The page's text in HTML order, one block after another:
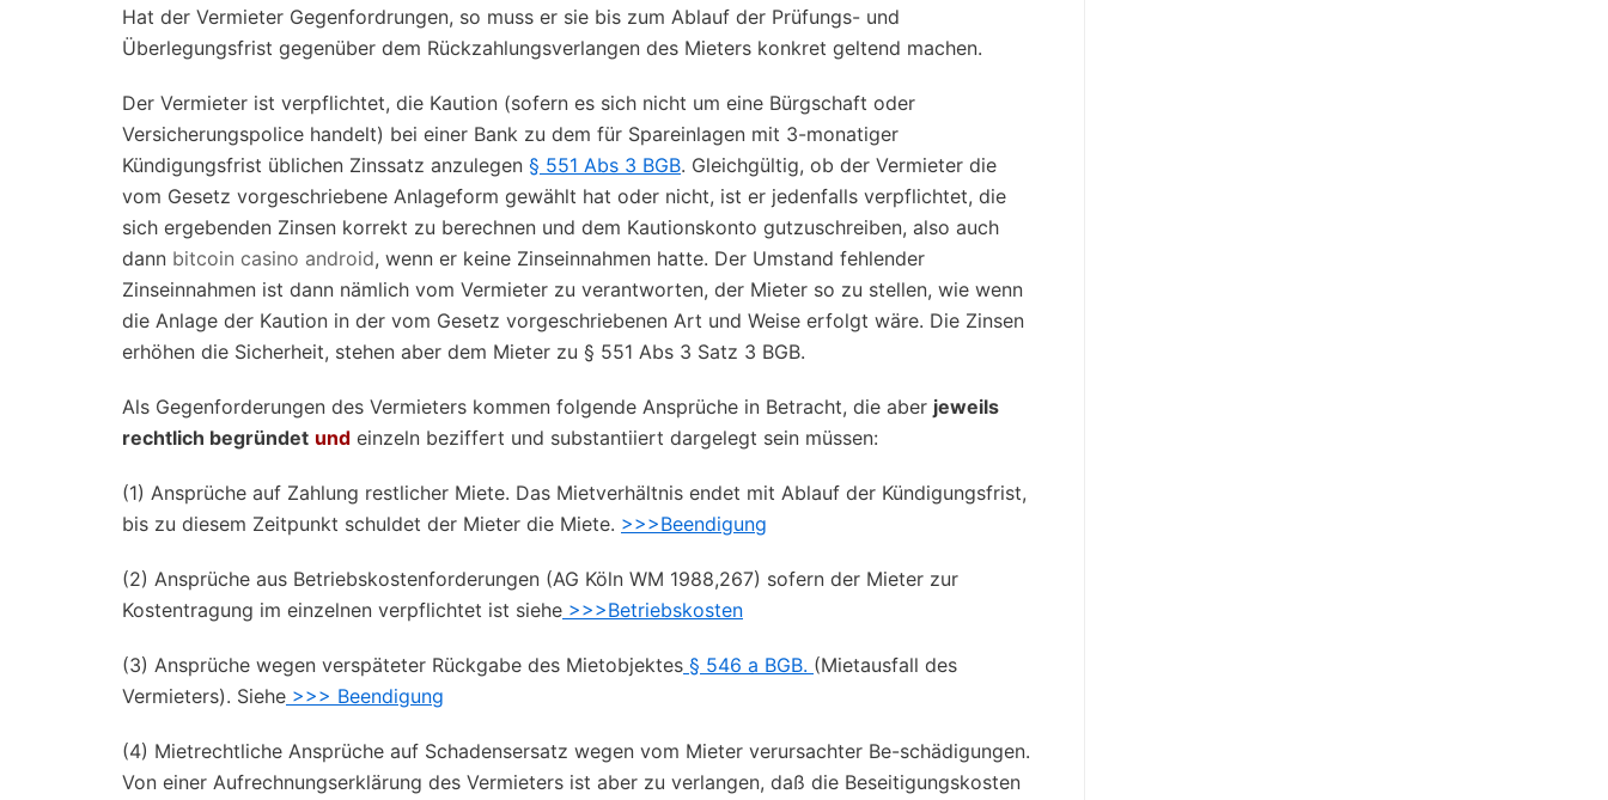
Hat der Vermieter Gegenfordrungen, so muss er sie bis zum Ablauf der Prüfungs- und
Überlegungsfrist gegenüber dem Rückzahlungsverlangen des Mieters konkret geltend machen.
Der Vermieter ist verpflichtet, die Kaution (sofern es sich nicht um eine Bürgschaft oder
Versicherungspolice handelt) bei einer Bank zu dem für Spareinlagen mit 3-monatiger
Kündigungsfrist üblichen Zinssatz anzulegen § 551 Abs 3 BGB. Gleichgültig, ob der Vermieter die
vom Gesetz vorgeschriebene Anlageform gewählt hat oder nicht, ist er jedenfalls verpflichtet, die
sich ergebenden Zinsen korrekt zu berechnen und dem Kautionskonto gutzuschreiben, also auch
dann bitcoin casino android, wenn er keine Zinseinnahmen hatte. Der Umstand fehlender
Zinseinnahmen ist dann nämlich vom Vermieter zu verantworten, der Mieter so zu stellen, wie wenn
die Anlage der Kaution in der vom Gesetz vorgeschriebenen Art und Weise erfolgt wäre. Die Zinsen
erhöhen die Sicherheit, stehen aber dem Mieter zu § 551 Abs 3 Satz 3 BGB.
Als Gegenforderungen des Vermieters kommen folgende Ansprüche in Betracht, die aber jeweils
rechtlich begründet und einzeln beziffert und substantiiert dargelegt sein müssen:
(1) Ansprüche auf Zahlung restlicher Miete. Das Mietverhältnis endet mit Ablauf der Kündigungsfrist,
bis zu diesem Zeitpunkt schuldet der Mieter die Miete. >>>Beendigung
(2) Ansprüche aus Betriebskostenforderungen (AG Köln WM 1988,267) sofern der Mieter zur
Kostentragung im einzelnen verpflichtet ist siehe >>>Betriebskosten
(3) Ansprüche wegen verspäteter Rückgabe des Mietobjektes § 546 a BGB. (Mietausfall des
Vermieters). Siehe >>> Beendigung
(4) Mietrechtliche Ansprüche auf Schadensersatz wegen vom Mieter verursachter Be-schädigungen.
Von einer Aufrechnungserklärung des Vermieters ist aber zu verlangen, daß die Beseitigungskosten